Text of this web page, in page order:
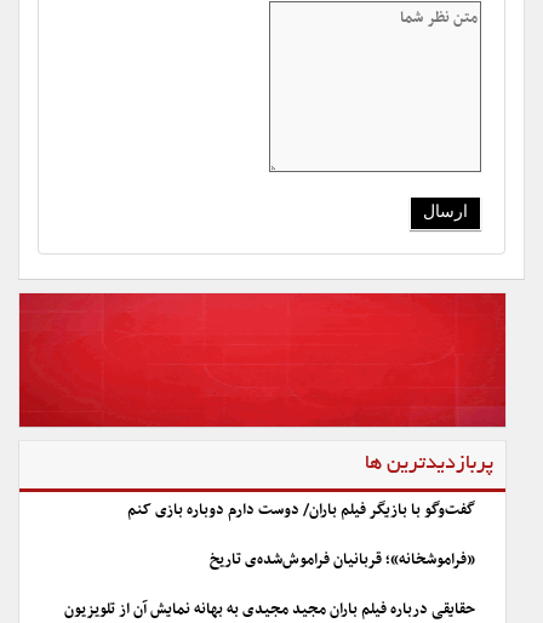
پربازدیدترین ها
گفت‌وگو با بازیگر فیلم باران/ دوست دارم دوباره بازی کنم
«فراموشخانه»؛ قربانیان فراموش‌شده‌ی تاریخ
حقایقی درباره فیلم باران مجید مجیدی به بهانه نمایش آن از تلویزیون